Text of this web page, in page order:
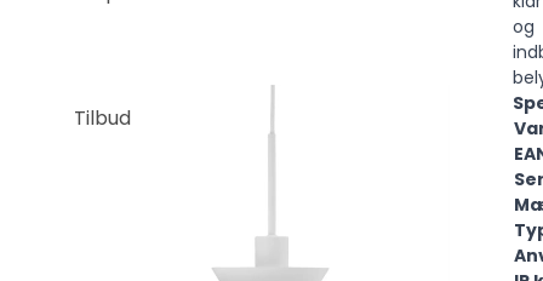
Tilbud
og